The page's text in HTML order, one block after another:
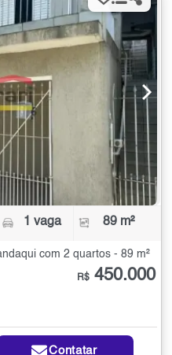
1 vaga 89 m²
com 2 quartos - 89 m²
R$ 450.000
Contatar